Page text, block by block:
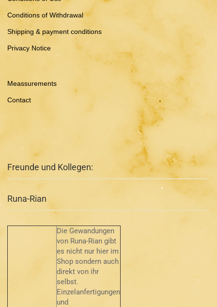
Conditions of Withdrawal
Shipping & payment conditions
Privacy Notice
Meassurements
Contact
Freunde und Kollegen:
Runa-Rian
Die Gewandungen
von Runa-Rian gibt
es nicht nur hier im
Shop sondern auch
direkt von ihr
selbst.
Einzelanfertigungen
und